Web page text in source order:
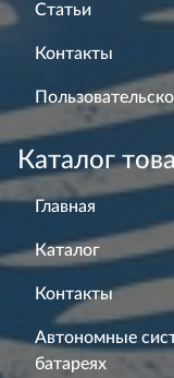
Статьи
Контакты
Каталог
Главная
Каталог
Контакты
Автономные
батареях